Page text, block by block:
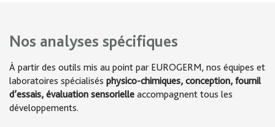
Nos analyses spécifiques
À partir des outils mis au point par EUROGERM, nos équipes et
laboratoires spécialisés physico-chimiques, conception, fournil
d’essais, évaluation sensorielle accompagnent tous les
développements.